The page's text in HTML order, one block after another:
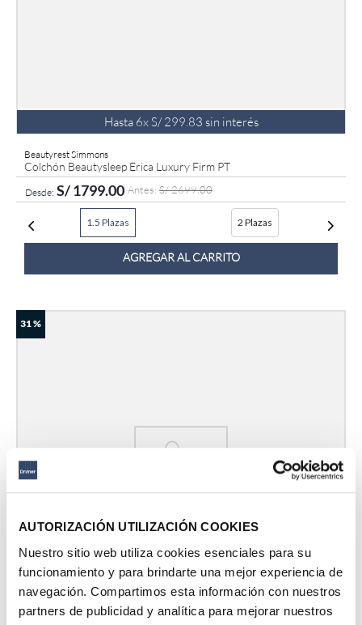
AUTORIZACIÓN UTILIZACIÓN COOKIES
Nuestro sitio web utiliza cookies esenciales para su
funcionamiento y para brindarte una mejor experiencia de
navegación. Compartimos esta información con nuestros
partners de publicidad y analítica para mejorar nuestros
Hasta 6xS/ 299 83 sin interés
Beautyrest Simmons
Colchón Beautysleep Erica Luxury Firm PT
S/1799.00 S/2699.00
1.5 Plazas 2 Plazas
AGREGAR AL CARRITO
31 %